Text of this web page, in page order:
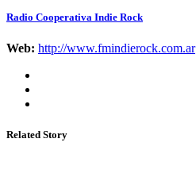
Radio Cooperativa Indie Rock
Web: http://www.fmindierock.com.ar
Related Story